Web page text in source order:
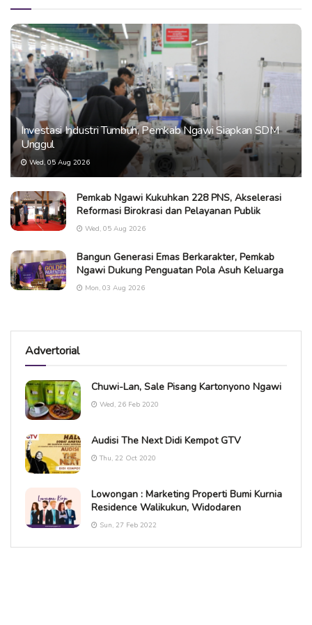
Investasi Industri Tumbuh, Pemkab Ngawi Siapkan SDM
Unggul
Wed, 05 Aug 2026
Pemkab Ngawi Kukuhkan 228 PNS, Akselerasi
Reformasi Birokrasi dan Pelayanan Publik
Wed, 05 Aug 2026
Bangun Generasi Emas Berkarakter, Pemkab
Ngawi Dukung Penguatan Pola Asuh Keluarga
Mon, 03 Aug 2026
Advertorial
Chuwi-Lan, Sale Pisang Kartonyono Ngawi
Wed, 26 Feb 2020
Audisi The Next Didi Kempot GTV
Thu, 22 Oct 2020
Lowongan : Marketing Properti Bumi Kurnia
Residence Walikukun, Widodaren
Sun, 27 Feb 2022